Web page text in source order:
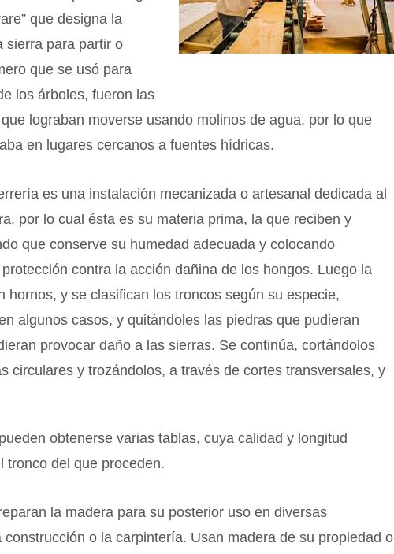
que designa la
sierra para partir o
que se usó para
los árboles, fueron las
lograban moverse usando molinos de agua, por lo que
en lugares cercanos a fuentes hídricas.
es una instalación mecanizada o artesanal dedicada al
por lo cual ésta es su materia prima, la que reciben y
que conserve su humedad adecuada y colocando
contra la acción dañina de los hongos. Luego la
hornos, y se clasifican los troncos según su especie,
algunos casos, y quitándoles las piedras que pudieran
provocar daño a las sierras. Se continúa, cortándolos
circulares y trozándolos, a través de cortes transversales, y
obtenerse varias tablas, cuya calidad y longitud
tronco del que proceden.
la madera para su posterior uso en diversas
construcción o la carpintería. Usan madera de su propiedad o